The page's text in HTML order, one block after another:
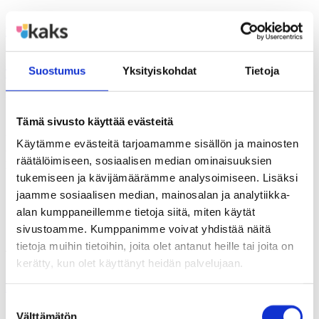
Suostumus Yksityiskohdat Tietoja
Tämä sivusto käyttää evästeitä
Käytämme evästeitä tarjoamamme sisällön ja mainosten
räätälöimiseen, sosiaalisen median ominaisuuksien
tukemiseen ja kävijämäärämme analysoimiseen. Lisäksi
jaamme sosiaalisen median, mainosalan ja analytiikka-
alan kumppaneillemme tietoja siitä, miten käytät
sivustoamme. Kumppanimme voivat yhdistää näitä
tietoja muihin tietoihin, joita olet antanut heille tai joita on
kerätty, kun olet käyttänyt heidän palvelujaan.
Välttämätön
DEMOKRATIAA EUROILLA – Valtuustoryhmien ja
TUTKIMUS-JULKAISU
perusteista. Teos tekee selkoa hyvinvointialueiden tavasta tukea eri
tavoin puolueiden järjestötoimintaa. Paljonko ja mille tahoille tukea
on jaettu? Miten jaettuja avustuksia on käytetty ja miten ne
palvelevat puolueiden talousjärjestelyjä? Tutkimus tukeutuu
hyvinvointialueiden itsensä tuottamiin julkisiin asiakirjoihin, kuten
pöytäkirjoihin,…
Kirjoittanut:Tomi Venho
Julkaisu:08.06.2026
Lohen sukua – työllisyyspalvelujen tie kuntiin
POLEMIA